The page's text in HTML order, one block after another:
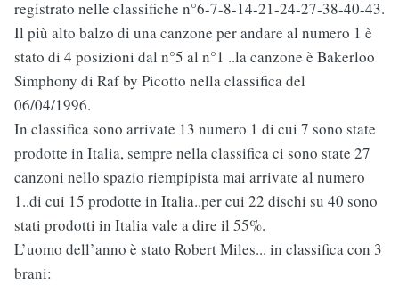
registrato nelle classifiche n°6-7-8-14-21-24-27-38-40-43.
Il più alto balzo di una canzone per andare al numero 1 è
stato di 4 posizioni dal n°5 al n°1 ..la canzone è Bakerloo
Simphony di Raf by Picotto nella classifica del
06/04/1996.
In classifica sono arrivate 13 numero 1 di cui 7 sono state
prodotte in Italia, sempre nella classifica ci sono state 27
canzoni nello spazio riempipista mai arrivate al numero
1..di cui 15 prodotte in Italia..per cui 22 dischi su 40 sono
stati prodotti in Italia vale a dire il 55%.
L’uomo dell’anno è stato Robert Miles... in classifica con 3
brani: